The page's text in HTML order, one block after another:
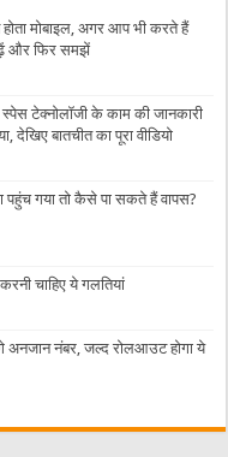
मोबाइल, अगर आप भी करते हैं
और फिर समझें
स्पेस टेक्नोलॉजी के काम की जानकारी
देखिए बातचीत का पूरा वीडियो
गया तो कैसे पा सकते हैं वापस?
चाहिए ये गलतियां
नंबर, जल्द रोलआउट होगा ये